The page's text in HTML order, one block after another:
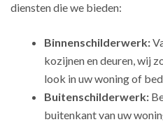
diensten die we bieden:
Binnenschilderwerk:
kozijnen en deuren, wij
look in uw woning of
Buitenschilderwerk:
buitenkant van uw